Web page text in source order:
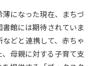
スケジュールを立てよう
メール全国一斉進学調査
になった現在、まちづ
館には期待されていま
どと連携して、赤ちゃ
母親に対する子育て支